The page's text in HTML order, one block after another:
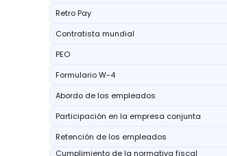
Retro Pay
Contratista mundial
PEO
Formulario W-4
Abordo de los empleados
Participación en la empresa conjunta
Retención de los empleados
Cumplimiento de la normativa fiscal